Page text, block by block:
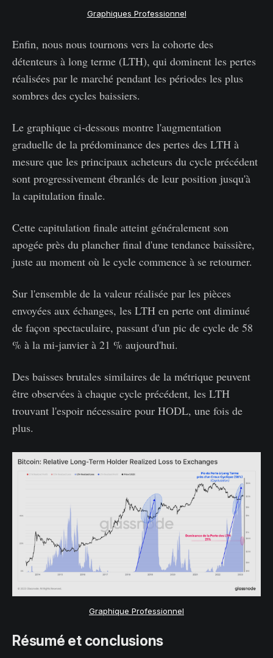
Graphiques Professionnel
Enfin, nous nous tournons vers la cohorte des
détenteurs à long terme (LTH), qui dominent les pertes
réalisées par le marché pendant les périodes les plus
sombres des cycles baissiers.
Le graphique ci-dessous montre l'augmentation
graduelle de la prédominance des pertes des LTH à
mesure que les principaux acheteurs du cycle précédent
sont progressivement ébranlés de leur position jusqu'à
la capitulation finale.
Cette capitulation finale atteint généralement son
apogée près du plancher final d'une tendance baissière,
juste au moment où le cycle commence à se retourner.
Sur l'ensemble de la valeur réalisée par les pièces
envoyées aux échanges, les LTH en perte ont diminué
de façon spectaculaire, passant d'un pic de cycle de 58
% à la mi-janvier à 21 % aujourd'hui.
Des baisses brutales similaires de la métrique peuvent
être observées à chaque cycle précédent, les LTH
trouvant l'espoir nécessaire pour HODL, une fois de
plus.
Graphique Professionnel
Résumé et conclusions